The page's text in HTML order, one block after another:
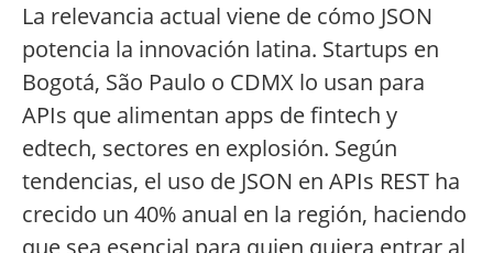
La relevancia actual viene de cómo JSON
potencia la innovación latina. Startups en
Bogotá, São Paulo o CDMX lo usan para
APIs que alimentan apps de fintech y
edtech, sectores en explosión. Según
tendencias, el uso de JSON en APIs REST ha
crecido un 40% anual en la región, haciendo